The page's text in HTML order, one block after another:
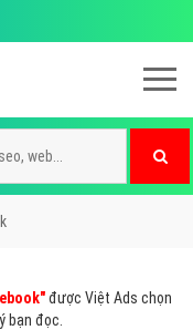
được Việt Ads chọn
bạn đọc.